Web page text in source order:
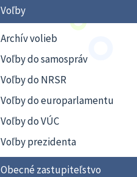
Voľby
Archív volieb
Voľby do samospráv
Voľby do NRSR
Voľby do europarlamentu
Voľby do VÚC
Voľby prezidenta
Obecné zastupiteľstvo